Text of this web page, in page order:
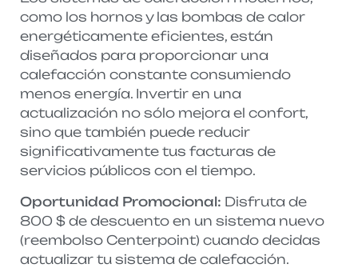
como los hornos y las bombas de calor
energéticamente eficientes, están
diseñados para proporcionar una
calefacción constante consumiendo
menos energía. Invertir en una
actualización no sólo mejora el confort,
sino que también puede reducir
significativamente tus facturas de
servicios públicos con el tiempo.
Oportunidad Promocional: Disfruta de
800 $ de descuento en un sistema nuevo
(reembolso Centerpoint) cuando decidas
actualizar tu sistema de calefacción.